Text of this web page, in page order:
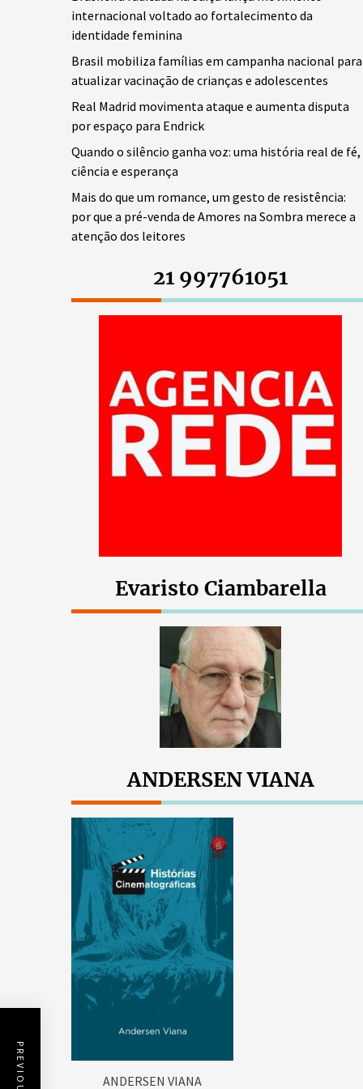
internacional voltado ao fortalecimento da
identidade feminina
Brasil mobiliza famílias em campanha nacional para
atualizar vacinação de crianças e adolescentes
Real Madrid movimenta ataque e aumenta disputa
por espaço para Endrick
Quando o silêncio ganha voz: uma história real de fé,
ciência e esperança
Mais do que um romance, um gesto de resistência:
por que a pré-venda de Amores na Sombra merece a
atenção dos leitores
21 997761051
Evaristo Ciambarella
ANDERSEN VIANA
ANDERSEN VIANA